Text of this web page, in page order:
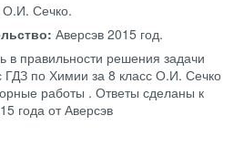
О.И. Сечко.
Аверсэв 2015 год.
в правильности решения задачи
ГДЗ по Химии за 8 класс О.И. Сечко
работы . Ответы сделаны к
года от Аверсэв